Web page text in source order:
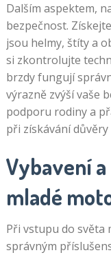
Dalším aspektem,
bezpečnost.
jsou helmy, štíty a
si zkontrolujte
brzdy fungují
výrazně zvýší vaše
podporu rodiny a
při získávání důvěry
Vybavení
mladé
Při vstupu do světa
správným